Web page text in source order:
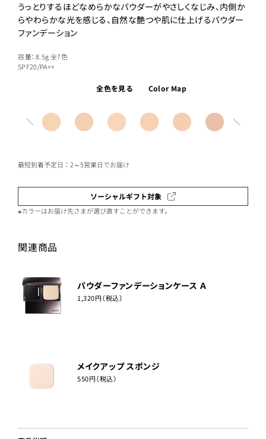
うっとりするほどなめらかなパウダーがやさしくなじみ、内側か
らやわらかな光を感じる、自然な艶つや肌に仕上げるパウダー
ファンデーション
容量：8.5g全7色
SPF20/PA++
全色を見る Color Map
最短到着予定日：2～5営業日でお届け
ソーシャルギフト対象
※カラーはお届け先さまが選び直すことができます。
関連商品
パウダーファンデーションケース Ａ
1,320円（税込）
メイクアップ スポンジ
550円（税込）